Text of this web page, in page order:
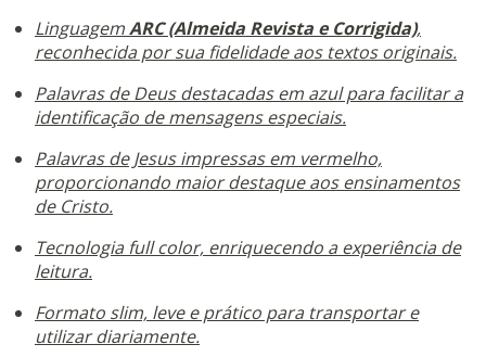
LinguagemARC (Almeida Revista e Corrigida),
reconhecida por sua fidelidade aos textos originais.
Palavras de Deus destacadas em azul para facilitar a
identificação de mensagens especiais.
Palavras de Jesus impressas em vermelho,
proporcionando maior destaque aos ensinamentos
de Cristo.
Tecnologia full color, enriquecendo a experiência de
leitura.
Formato slim, leve e prático para transportar e
utilizar diariamente.